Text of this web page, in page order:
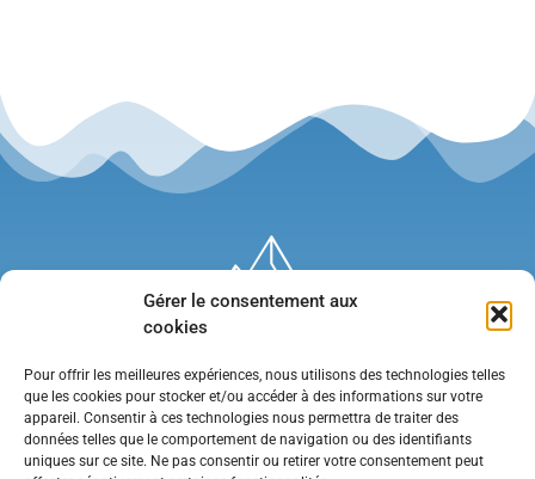
Gérer le consentement aux
cookies
Pour offrir les meilleures expériences, nous utilisons des technologies telles
que les cookies pour stocker et/ou accéder à des informations sur votre
appareil. Consentir à ces technologies nous permettra de traiter des
données telles que le comportement de navigation ou des identifiants
uniques sur ce site. Ne pas consentir ou retirer votre consentement peut